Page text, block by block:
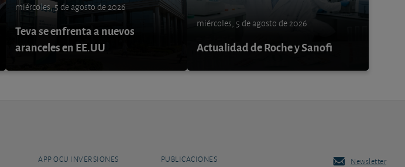
miércoles, 5 de agosto de 2026
Teva se enfrenta a nuevos
aranceles en EE.UU
miércoles, 5 de agosto de 2026
Actualidad de Roche y Sanofi
APP OCU INVERSIONES PUBLICACIONES Newsletter